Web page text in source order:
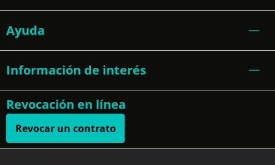
Ayuda
Información de interés
Revocación en línea
Revocar un contrato